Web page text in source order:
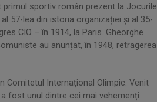
sportiv român prezent la Jocurile
57-lea din istoria organizației și al 35-
CIO – în 1914, la Paris. Gheorghe
au anunțat, în 1948, retragerea
Comitetul Internațional Olimpic. Venit
fost unul dintre cei mai vehemenți